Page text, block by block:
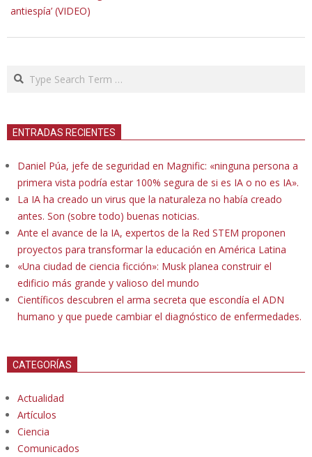
antiespía’ (VIDEO)
Search
ENTRADAS RECIENTES
Daniel Púa, jefe de seguridad en Magnific: «ninguna persona a
primera vista podría estar 100% segura de si es IA o no es IA».
La IA ha creado un virus que la naturaleza no había creado
antes. Son (sobre todo) buenas noticias.
Ante el avance de la IA, expertos de la Red STEM proponen
proyectos para transformar la educación en América Latina
«Una ciudad de ciencia ficción»: Musk planea construir el
edificio más grande y valioso del mundo
Científicos descubren el arma secreta que escondía el ADN
humano y que puede cambiar el diagnóstico de enfermedades.
CATEGORÍAS
Actualidad
Artículos
Ciencia
Comunicados